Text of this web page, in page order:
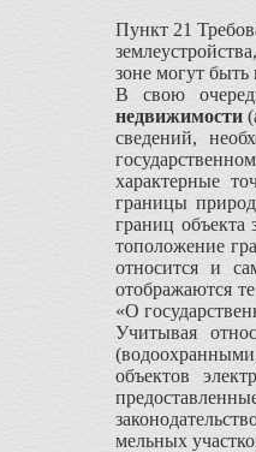
Пункт 21
зоне могут
В свою
недвижимости
сведений,
харак­терные
границы
границ объекта
тоположение
относится и
отображаются
«О
Учитывая
объектов
мельных